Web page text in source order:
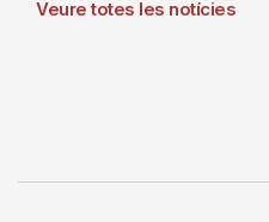
Veure totes les notícies